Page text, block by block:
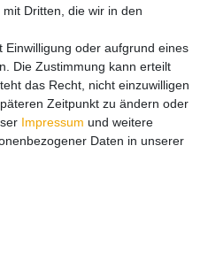
AGB
Dritten, die wir in den
oder aufgrund eines
Die Zustimmung kann erteilt
das Recht, nicht einzuwilligen
Zeitpunkt zu ändern oder
Impressum und weitere
Daten in unserer